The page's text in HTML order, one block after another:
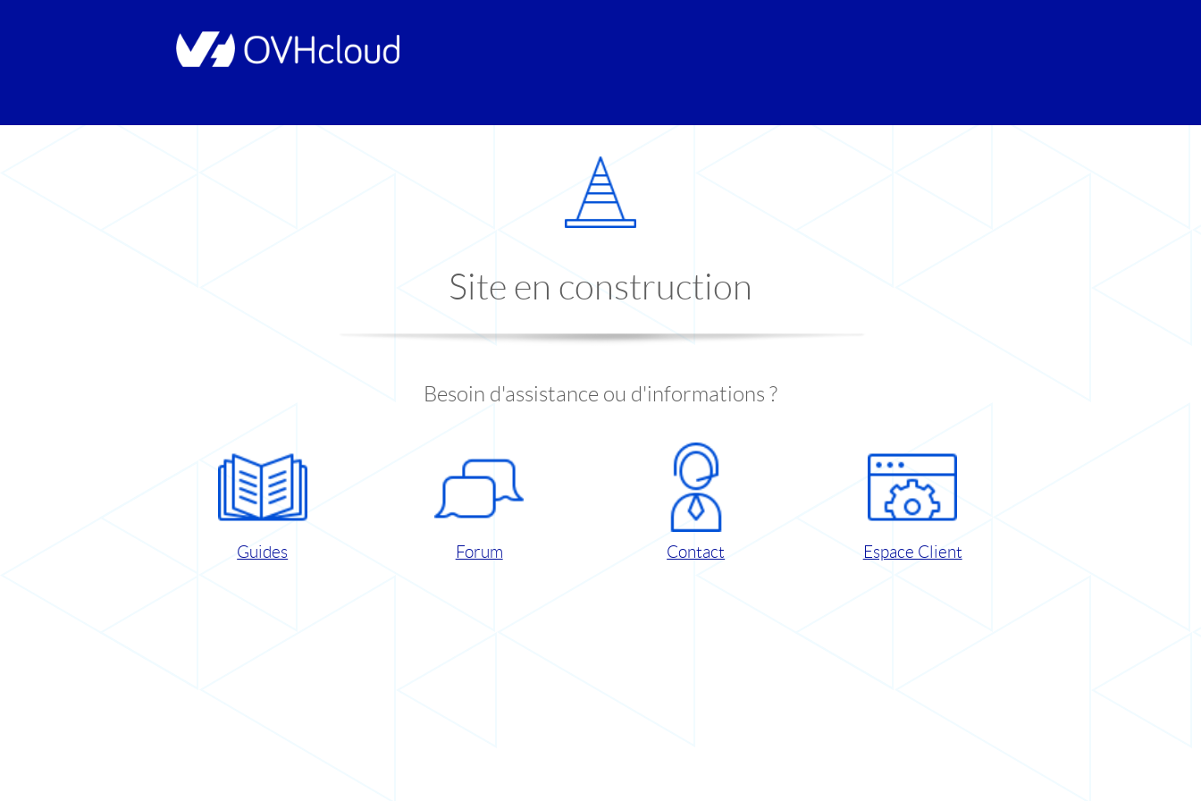
Site en construction
Besoin d'assistance ou d'informations ?
Guides Forum Contact Espace Client